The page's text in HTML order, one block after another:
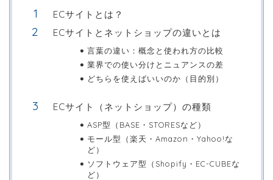
ECサイトとは？
ECサイトとネットショップの違いとは
言葉の違い：概念と使われ方の比較
業界での使い分けとニュアンスの差
どちらを使えばいいのか（目的別）
ECサイト（ネットショップ）の種類
ASP型（BASE・STORESなど）
モール型（楽天・Amazon・Yahoo!な
ど）
ソフトウェア型（Shopify・EC-CUBEな
ど）